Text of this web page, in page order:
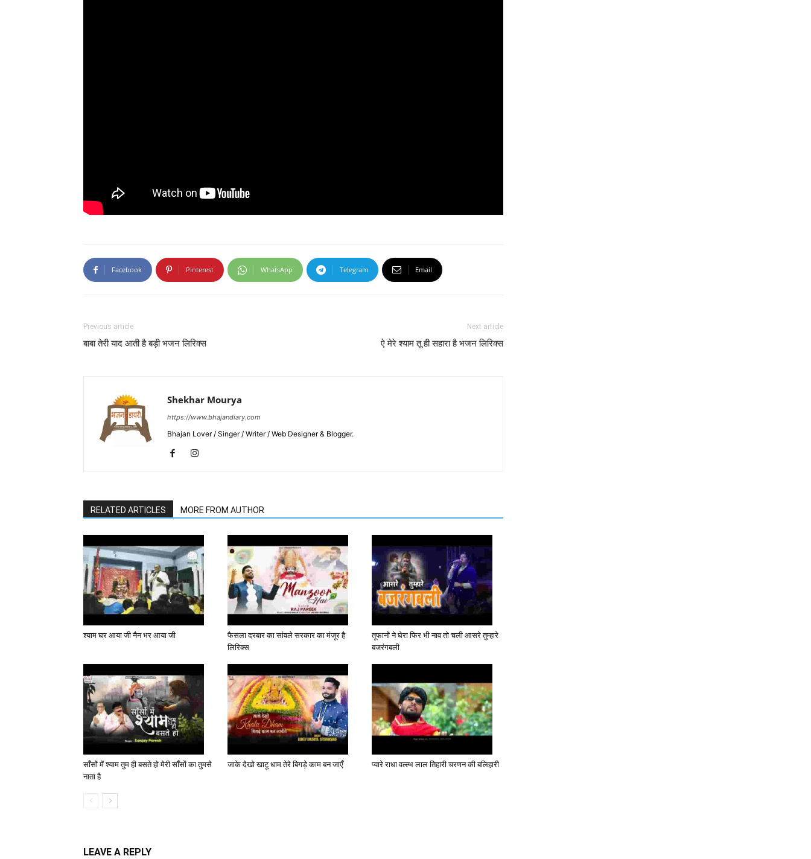
Facebook Pinterest WhatsApp Telegram Email
Previous article
बाबा तेरी याद आती है बड़ी भजन लिरिक्स
Next article
ऐ मेरे श्याम तू ही सहारा है भजन लिरिक्स
Shekhar Mourya
https://www.bhajandiary.com
Bhajan Lover / Singer / Writer / Web Designer & Blogger.
RELATED ARTICLES MORE FROM AUTHOR
श्याम घर आया जी नैन भर आया जी
फैसला दरबार का सांवले सरकार का मंजूर है
लिरिक्स
तूफानों ने घेरा फिर भी नाव तो चली आसरे तुम्हारे
बजरंगबली
साँसों में श्याम तुम ही बसते हो मेरी साँसों का तुमसे
नाता है
जाके देखो खाटू धाम तेरे बिगड़े काम बन जाएँ प्यारे राधा वल्ल्भ लाल तिहारी चरणन की बलिहारी
LEAVE A REPLY